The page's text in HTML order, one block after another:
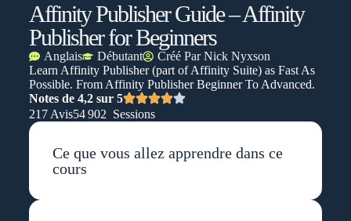
Affinity Publisher Guide – Affinity
Publisher for Beginners
Anglais Débutant Créé ParNick Nyxson
Learn Affinity Publisher (part of Affinity Suite) as Fast As
Possible. From Affinity Publisher Beginner To Advanced.
Notes de 4,2 sur 5
217 Avis54 902 Sessions
Ce que vous allez apprendre dans ce
cours